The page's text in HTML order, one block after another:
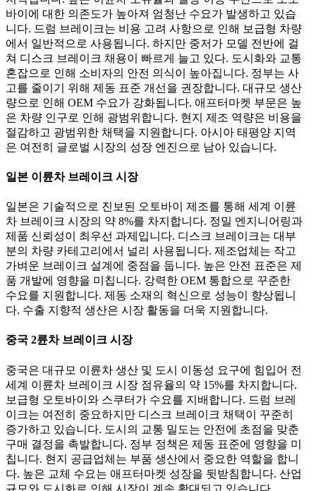
바이에 대한 의존도가 높아져 엄청난 수요가 발생하고 있습
니다. 드럼 브레이크는 비용 고려 사항으로 인해 보급형 차량
에서 일반적으로 사용됩니다. 하지만 중저가 모델 전반에 걸
쳐 디스크 브레이크 채용이 빠르게 늘고 있다. 도시화와 교통
혼잡으로 인해 소비자의 안전 의식이 높아집니다. 정부는 사
고를 줄이기 위해 제동 표준 ​​개선을 권장합니다. 대규모 생산
량으로 인해 OEM 수요가 강화됩니다. 애프터마켓 부문은 높
은 차량 인구로 인해 광범위합니다. 현지 제조 역량은 비용을
절감하고 광범위한 채택을 지원합니다. 아시아 태평양 지역
은 여전히 ​​글로벌 시장의 성장 엔진으로 남아 있습니다.
일본 이륜차 브레이크 시장
일본은 기술적으로 진보된 오토바이 제조를 통해 세계 이륜
차 브레이크 시장의 약 8%를 차지합니다. 정밀 엔지니어링과
제품 신뢰성이 최우선 과제입니다. 디스크 브레이크는 대부
분의 차량 카테고리에서 널리 사용됩니다. 제조업체는 작고
가벼운 브레이크 설계에 중점을 둡니다. 높은 안전 표준은 제
품 개발에 영향을 미칩니다. 강력한 OEM 통합으로 꾸준한
수요를 지원합니다. 제동 소재의 혁신으로 성능이 향상됩니
다. 수출 지향적 생산은 시장 활동을 더욱 지원합니다.
중국 2륜차 브레이크 시장
중국은 대규모 이륜차 생산 및 도시 이동성 요구에 힘입어 전
세계 이륜차 브레이크 시장 점유율의 약 15%를 차지합니다.
보급형 오토바이와 스쿠터가 수요를 지배합니다. 드럼 브레
이크는 여전히 중요하지만 디스크 브레이크 채택이 꾸준히
증가하고 있습니다. 도시의 교통 밀도는 안전에 초점을 맞춘
구매 결정을 촉발합니다. 정부 정책은 제동 표준에 영향을 미
칩니다. 현지 공급업체는 부품 생산에서 중요한 역할을 합니
다. 높은 교체 수요는 애프터마켓 성장을 뒷받침합니다. 산업
규모와 도시화로 인해 시장이 계속 확대되고 있습니다.